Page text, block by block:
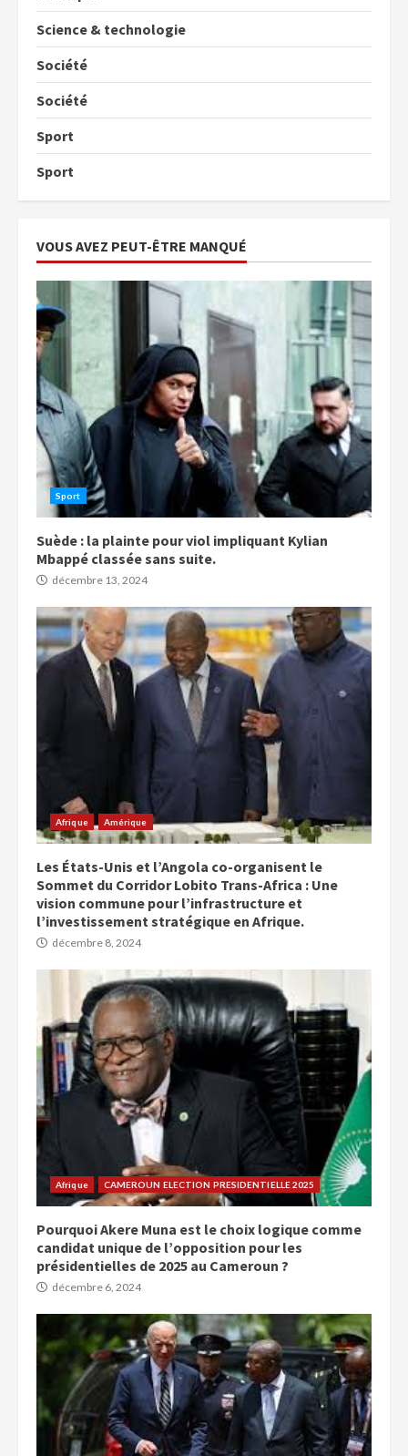
Science & technologie
Société
Société
Sport
Sport
VOUS AVEZ PEUT-ÊTRE MANQUÉ
Sport
Suède : la plainte pour viol impliquant Kylian
Mbappé classée sans suite.
décembre 13, 2024
Afrique Amérique
Les États-Unis et l’Angola co-organisent le
Sommet du Corridor Lobito Trans-Africa : Une
vision commune pour l’infrastructure et
l’investissement stratégique en Afrique.
décembre 8, 2024
Afrique CAMEROUN ELECTION PRESIDENTIELLE 2025
Pourquoi Akere Muna est le choix logique comme
candidat unique de l’opposition pour les
présidentielles de 2025 au Cameroun ?
décembre 6, 2024